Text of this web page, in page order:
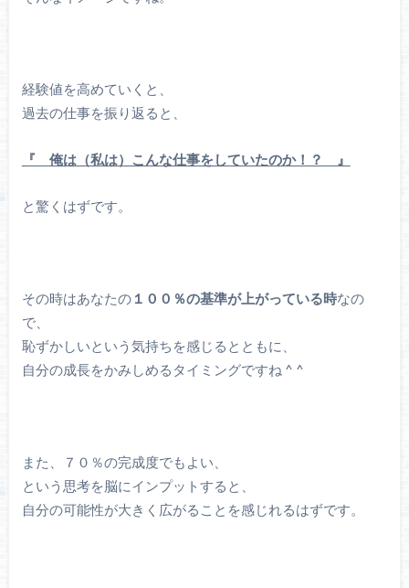
経験値を高めていくと、
過去の仕事を振り返ると、
『 俺は（私は）こんな仕事をしていたのか！？ 』
と驚くはずです。
その時はあなたの１００％の基準が上がっている時なの
で、
恥ずかしいという気持ちを感じるとともに、
自分の成長をかみしめるタイミングですね ^ ^
また、７０％の完成度でもよい、
という思考を脳にインプットすると、
自分の可能性が大きく広がることを感じれるはずです。